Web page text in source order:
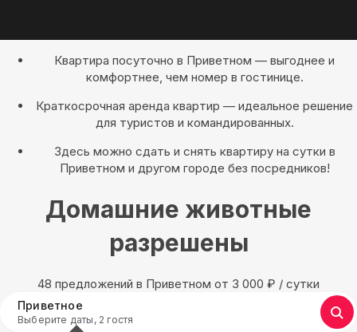
Квартира посуточно в Приветном — выгоднее и
комфортнее, чем номер в гостинице.
Краткосрочная аренда квартир — идеальное решение
для туристов и командированных.
Здесь можно сдать и снять квартиру на сутки в
Приветном и другом городе без посредников!
Домашние животные
разрешены
48 предложений в Приветном oт 3 000 ₽ / сутки
Приветное
Выберите даты, 2 гостя